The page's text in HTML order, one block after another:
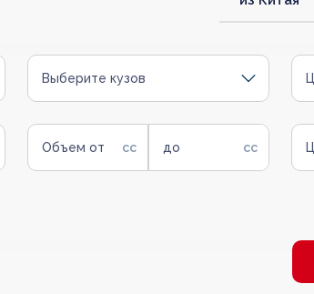
Выберите кузов
Объем от до